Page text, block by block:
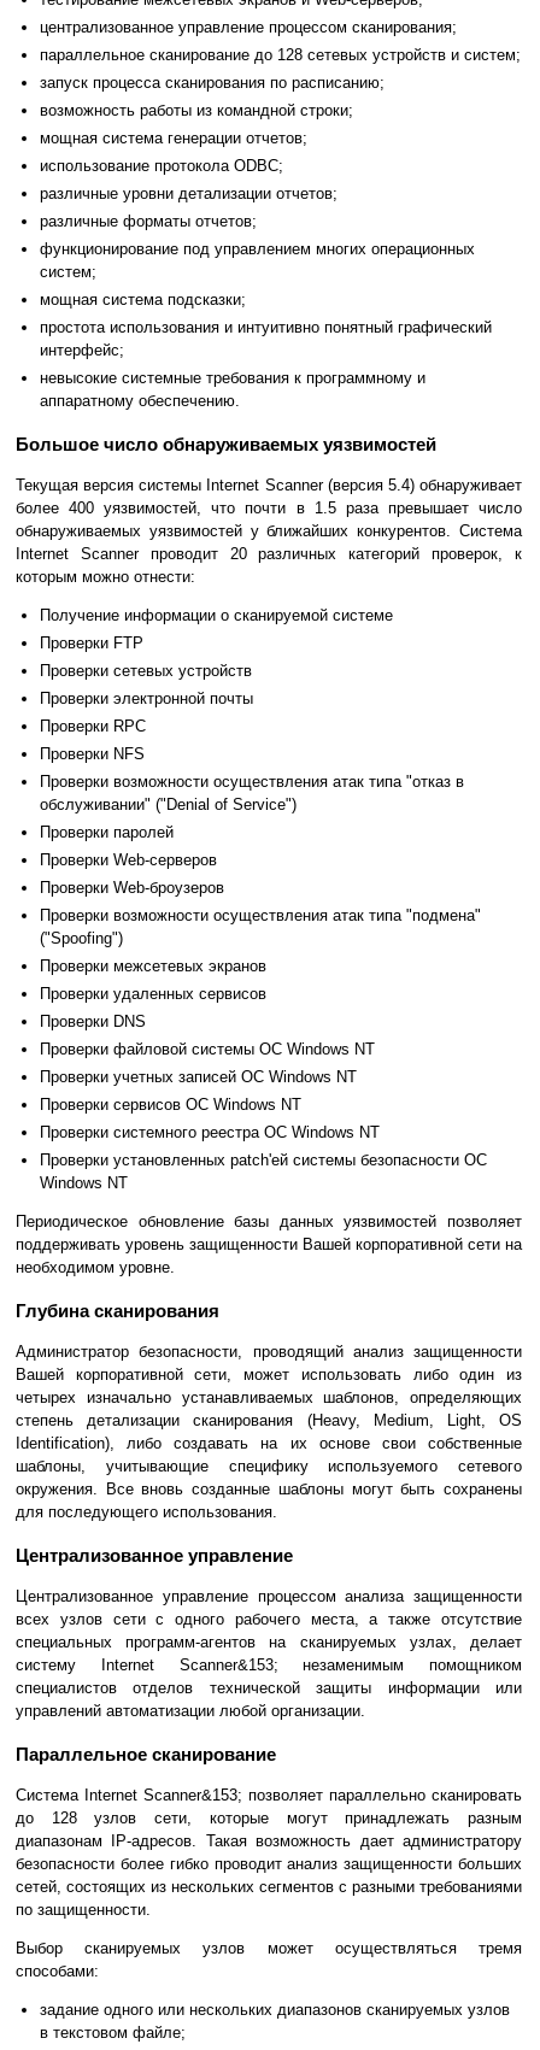
централизованное управление процессом сканирования;
параллельное сканирование до 128 сетевых устройств и систем;
запуск процесса сканирования по расписанию;
возможность работы из командной строки;
мощная система генерации отчетов;
использование протокола ODBC;
различные уровни детализации отчетов;
различные форматы отчетов;
функционирование под управлением многих операционных
систем;
мощная система подсказки;
простота использования и интуитивно понятный графический
интерфейс;
невысокие системные требования к программному и
аппаратному обеспечению.
Большое число обнаруживаемых уязвимостей
Текущая версия системы Internet Scanner (версия 5.4) обнаруживает
более 400 уязвимостей, что почти в 1.5 раза превышает число
обнаруживаемых уязвимостей у ближайших конкурентов. Система
Internet Scanner проводит 20 различных категорий проверок, к
которым можно отнести:
Получение информации о сканируемой системе
Проверки FTP
Проверки сетевых устройств
Проверки электронной почты
Проверки RPC
Проверки NFS
Проверки возможности осуществления атак типа "отказ в
обслуживании" ("Denial of Service")
Проверки паролей
Проверки Web-серверов
Проверки Web-броузеров
Проверки возможности осуществления атак типа "подмена"
("Spoofing")
Проверки межсетевых экранов
Проверки удаленных сервисов
Проверки DNS
Проверки файловой системы ОС Windows NT
Проверки учетных записей ОС Windows NT
Проверки сервисов ОС Windows NT
Проверки системного реестра ОС Windows NT
Проверки установленных patch'ей системы безопасности ОС
Windows NT
Периодическое обновление базы данных уязвимостей позволяет
поддерживать уровень защищенности Вашей корпоративной сети на
необходимом уровне.
Глубина сканирования
Администратор безопасности, проводящий анализ защищенности
Вашей корпоративной сети, может использовать либо один из
четырех изначально устанавливаемых шаблонов, определяющих
степень детализации сканирования (Heavy, Medium, Light, OS
Identification), либо создавать на их основе свои собственные
шаблоны, учитывающие специфику используемого сетевого
окружения. Все вновь созданные шаблоны могут быть сохранены
для последующего использования.
Централизованное управление
Централизованное управление процессом анализа защищенности
всех узлов сети с одного рабочего места, а также отсутствие
специальных программ-агентов на сканируемых узлах, делает
систему Internet Scanner&153; незаменимым помощником
специалистов отделов технической защиты информации или
управлений автоматизации любой организации.
Параллельное сканирование
Система Internet Scanner&153; позволяет параллельно сканировать
до 128 узлов сети, которые могут принадлежать разным
диапазонам IP-адресов. Такая возможность дает администратору
безопасности более гибко проводит анализ защищенности больших
сетей, состоящих из нескольких сегментов с разными требованиями
по защищенности.
Выбор сканируемых узлов может осуществляться тремя
способами:
задание одного или нескольких диапазонов сканируемых узлов
в текстовом файле;